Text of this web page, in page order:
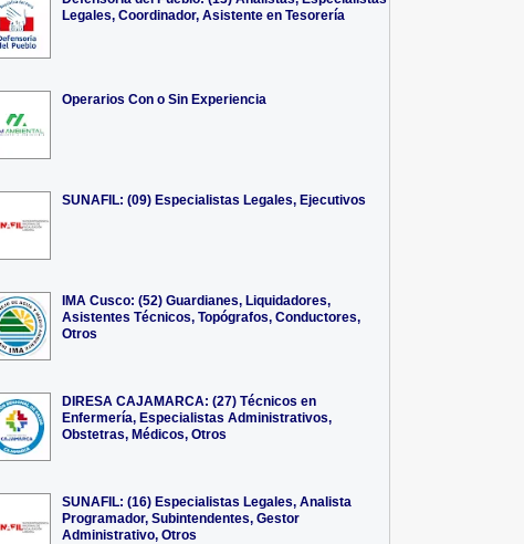
Legales, Coordinador, Asistente en Tesorería
Operarios Con o Sin Experiencia
SUNAFIL: (09) Especialistas Legales, Ejecutivos
IMA Cusco: (52) Guardianes, Liquidadores,
Asistentes Técnicos, Topógrafos, Conductores,
Otros
DIRESA CAJAMARCA: (27) Técnicos en
Enfermería, Especialistas Administrativos,
Obstetras, Médicos, Otros
SUNAFIL: (16) Especialistas Legales, Analista
Programador, Subintendentes, Gestor
Administrativo, Otros